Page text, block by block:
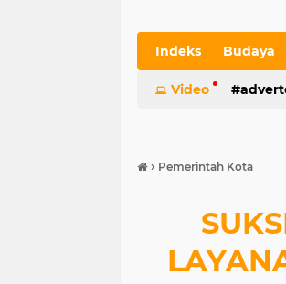
Indeks Budaya
Video
› Pemerintah Kota